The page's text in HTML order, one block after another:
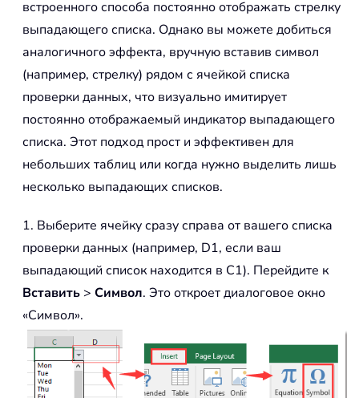
встроенного способа постоянно отображать стрелку
выпадающего списка. Однако вы можете добиться
аналогичного эффекта, вручную вставив символ
(например, стрелку) рядом с ячейкой списка
проверки данных, что визуально имитирует
постоянно отображаемый индикатор выпадающего
списка. Этот подход прост и эффективен для
небольших таблиц или когда нужно выделить лишь
несколько выпадающих списков.
1. Выберите ячейку сразу справа от вашего списка
проверки данных (например, D1, если ваш
выпадающий список находится в C1). Перейдите к
Вставить > Символ. Это откроет диалоговое окно
«Символ».